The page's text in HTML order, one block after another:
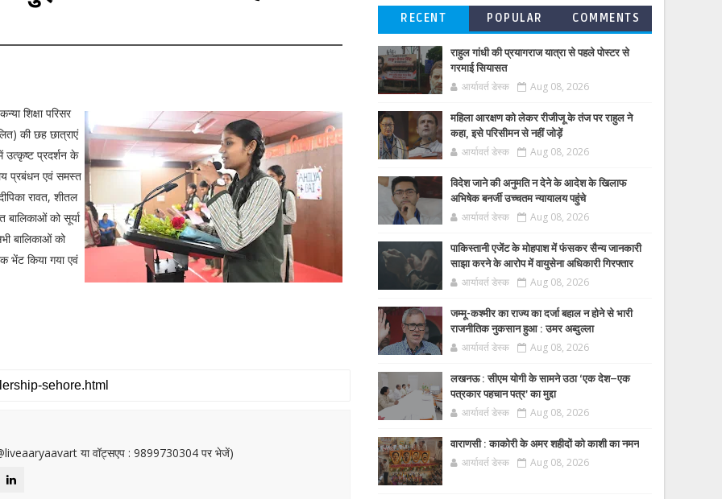
शिक्षा परिसर
की छह छात्राएं
उत्कृष्ट प्रदर्शन के
प्रबंधन एवं समस्त
रावत, शीतल
बालिकाओं को सूर्या
बालिकाओं को
भेंट किया गया एवं
या वॉट्सएप : 9899730304 पर भेजें)
RECENT POPULAR COMMENTS
राहुल गांधी की प्रयागराज यात्रा से पहले पोस्टर से
गरमाई सियासत
आर्यावर्त डेस्क Aug 08, 2026
महिला आरक्षण को लेकर रीजीजू के तंज पर राहुल ने
कहा, इसे परिसीमन से नहीं जोड़ें
आर्यावर्त डेस्क Aug 08, 2026
विदेश जाने की अनुमति न देने के आदेश के खिलाफ
अभिषेक बनर्जी उच्चतम न्यायालय पहुंचे
आर्यावर्त डेस्क Aug 08, 2026
पाकिस्तानी एजेंट के मोहपाश में फंसकर सैन्य जानकारी
साझा करने के आरोप में वायुसेना अधिकारी गिरफ्तार
आर्यावर्त डेस्क Aug 08, 2026
जम्मू-कश्मीर का राज्य का दर्जा बहाल न होने से भारी
राजनीतिक नुकसान हुआ : उमर अब्दुल्ला
आर्यावर्त डेस्क Aug 08, 2026
लखनऊ : सीएम योगी के सामने उठा ‘एक देश–एक
पत्रकार पहचान पत्र’ का मुद्दा
आर्यावर्त डेस्क Aug 08, 2026
वाराणसी : काकोरी के अमर शहीदों को काशी का नमन
आर्यावर्त डेस्क Aug 08, 2026